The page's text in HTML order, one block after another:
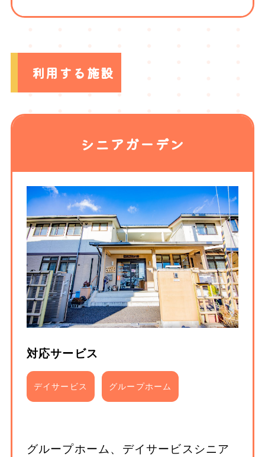
利用する施設
シニアガーデン
対応サービス
デイサービス グループホーム
グループホーム、デイサービスシニア